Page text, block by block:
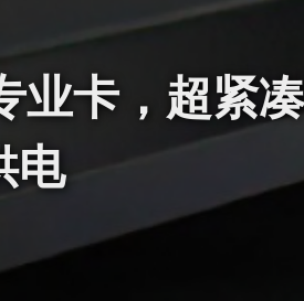
卡，超紧凑
电